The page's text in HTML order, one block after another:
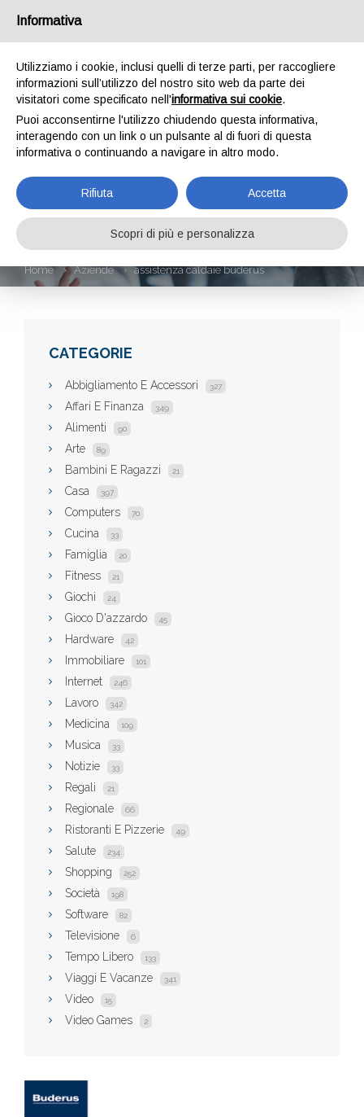
ASSISTENZA
CALDAIE BUDERUS
Home Aziende assistenza caldaie buderus
CATEGORIE
Abbigliamento E Accessori 327
Affari E Finanza 349
Alimenti 90
Arte 89
Bambini E Ragazzi 21
Casa 397
Computers 70
Cucina 33
Famiglia 20
Fitness 21
Giochi 24
Gioco D'azzardo 45
Hardware 42
Immobiliare 101
Internet 246
Lavoro 342
Medicina 109
Musica 33
Notizie 33
Regali 21
Regionale 66
Ristoranti E Pizzerie 49
Salute 234
Shopping 252
Società 198
Software 82
Televisione 6
Tempo Libero 133
Viaggi E Vacanze 341
Video 15
Video Games 2
Informativa
Utilizziamo i cookie, inclusi quelli di terze parti, per raccogliere
informazioni sull’utilizzo del nostro sito web da parte dei
visitatori come specificato nell'informativa sui cookie.
Puoi acconsentirne l'utilizzo chiudendo questa informativa,
interagendo con un link o un pulsante al di fuori di questa
informativa o continuando a navigare in altro modo.
Rifiuta Accetta
Scopri di più e personalizza